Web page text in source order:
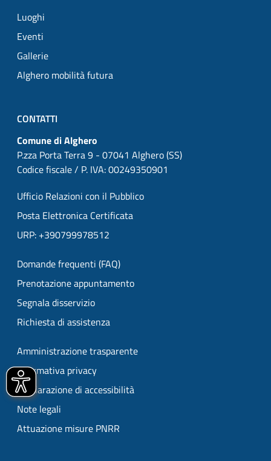
Luoghi
Eventi
Gallerie
Alghero mobilità futura
CONTATTI
Comune di Alghero
P.zza Porta Terra 9 - 07041 Alghero (SS)
Codice fiscale / P. IVA: 00249350901
Ufficio Relazioni con il Pubblico
Posta Elettronica Certificata
URP: +390799978512
Domande frequenti (FAQ)
Prenotazione appuntamento
Segnala disservizio
Richiesta di assistenza
Amministrazione trasparente
Informativa privacy
Dichiarazione di accessibilità
Note legali
Attuazione misure PNRR